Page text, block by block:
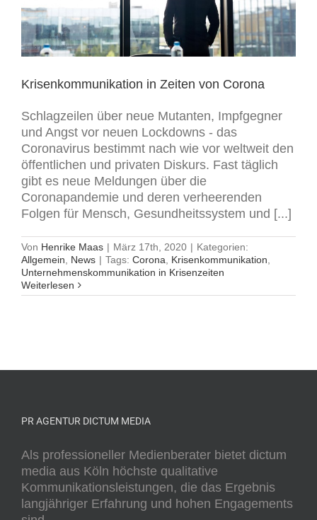
Krisenkommunikation in Zeiten von Corona
Schlagzeilen über neue Mutanten, Impfgegner
und Angst vor neuen Lockdowns - das
Coronavirus bestimmt nach wie vor weltweit den
öffentlichen und privaten Diskurs. Fast täglich
gibt es neue Meldungen über die
Coronapandemie und deren verheerenden
Folgen für Mensch, Gesundheitssystem und [...]
Von Henrike Maas | März 17th, 2020 | Kategorien:
Allgemein
News | Tags: Corona Krisenkommunikation
Unternehmenskommunikation in Krisenzeiten
Weiterlesen
PR AGENTUR DICTUM MEDIA
Als professioneller Medienberater bietet dictum
media aus Köln höchste qualitative
Kommunikationsleistungen, die das Ergebnis
langjähriger Erfahrung und hohen Engagements